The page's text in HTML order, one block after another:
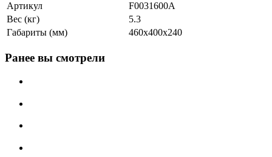
Артикул
F0031600A
Вес (кг)
5.3
Габариты (мм)
460х400х240
Ранее вы смотрели